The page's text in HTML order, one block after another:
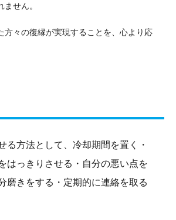
せん。
方々の復縁が実現することを、心より応
る方法として、冷却期間を置く・
はっきりさせる・自分の悪い点を
磨きをする・定期的に連絡を取る